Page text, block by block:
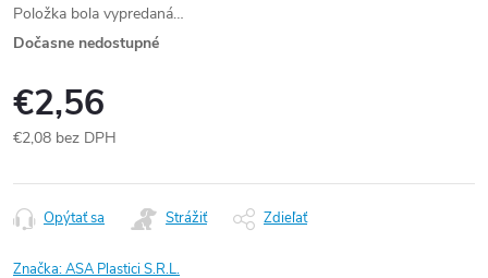
Položka bola vypredaná…
Dočasne nedostupné
€2,56
€2,08 bez DPH
cena:
Opýtať sa Strážiť Zdieľať
Značka:ASA Plastici S.R.L.